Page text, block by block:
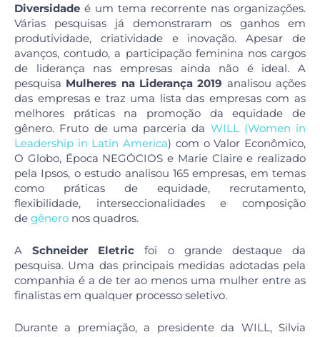
Diversidade é um tema recorrente nas organizações.
Várias pesquisas já demonstraram os ganhos em
produtividade, criatividade e inovação. Apesar de
avanços, contudo, a participação feminina nos cargos
de liderança nas empresas ainda não é ideal. A
pesquisa Mulheres na Liderança 2019 analisou ações
das empresas e traz uma lista das empresas com as
melhores práticas na promoção da equidade de
gênero. Fruto de uma parceria da WILL (Women in
Leadership in Latin America) com o Valor Econômico,
O Globo, Época NEGÓCIOS e Marie Claire e realizado
pela Ipsos, o estudo analisou 165 empresas, em temas
como práticas de equidade, recrutamento,
flexibilidade, interseccionalidades e composição
de gênero nos quadros.
ASchneider Eletricfoi o grande destaque da
pesquisa. Uma das principais medidas adotadas pela
companhia é a de ter ao menos uma mulher entre as
finalistas em qualquer processo seletivo.
Durante a premiação, a presidente da WILL, Silvia